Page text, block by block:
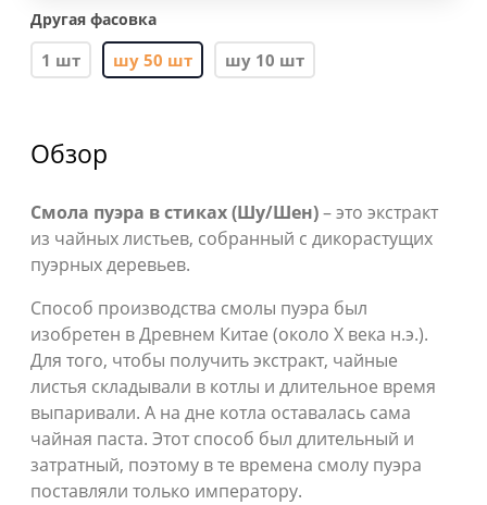
Другая фасовка
1 шт шу 50 шт шу 10 шт
Обзор
Смола пуэра в стиках (Шу/Шен)– это экстракт
из чайных листьев, собранный с дикорастущих
пуэрных деревьев.
Способ производства смолы пуэра был
изобретен в Древнем Китае (около Х века н.э.).
Для того, чтобы получить экстракт, чайные
листья складывали в котлы и длительное время
выпаривали. А на дне котла оставалась сама
чайная паста. Этот способ был длительный и
затратный, поэтому в те времена смолу пуэра
поставляли только императору.